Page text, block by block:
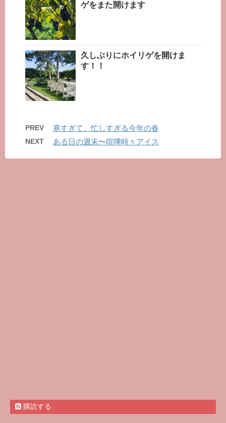
ゲをまた開けます
久しぶりにホイリゲを開けま
す！！
PREV 寒すぎて、忙しすぎる今年の春
NEXT ある日の週末〜喧嘩時々アイス
購読する